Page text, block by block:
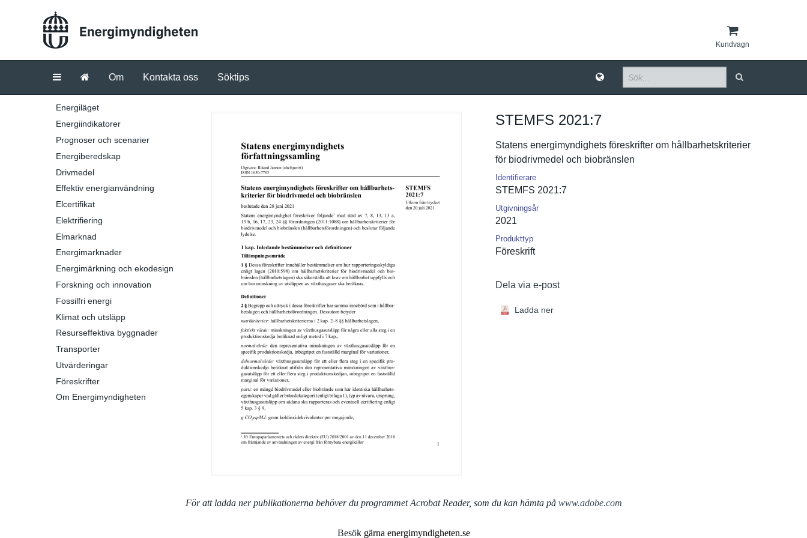
Kundvagn
Om Kontakta oss Söktips
Energiläget
Energiindikatorer
Prognoser och scenarier
Energiberedskap
Drivmedel
Effektiv energianvändning
Elcertifikat
Elektrifiering
Elmarknad
Energimarknader
Energimärkning och ekodesign
Forskning och innovation
Fossilfri energi
Klimat och utsläpp
Resurseffektiva byggnader
Transporter
Utvärderingar
Föreskrifter
Om Energimyndigheten
STEMFS 2021:​7
Statens energimynd­ighets föreskrift­er om hållbarhet­skriterier
för biodrivmed­el och biobränsle­n
Identifierare
STEMFS 2021:7
Utgivningsår
2021
Produkttyp
Föreskrift
Dela via e-post
Ladda ner
För att ladda ner publikationerna behöver du programmet Acrobat Reader, som du kan hämta på www.adobe.com
Besök gärna energimyndigheten.se